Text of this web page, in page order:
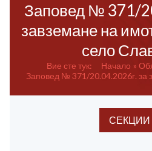
Заповед № 371/
завземане на
село
Вие сте тук: Начало
Заповед № 371/20.04.2026г. за
СЕКЦИИ